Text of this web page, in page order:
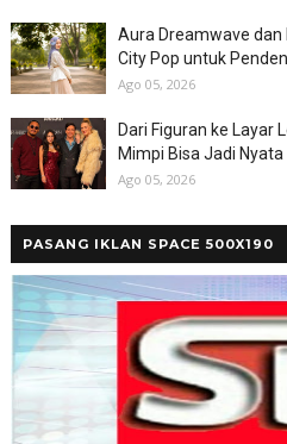
Aura Dreamwave dan
City Pop untuk
Ago 05, 2026
Dari Figuran ke Layar
Mimpi Bisa Jadi Nyata
Ago 05, 2026
PASANG IKLAN SPACE 500X190